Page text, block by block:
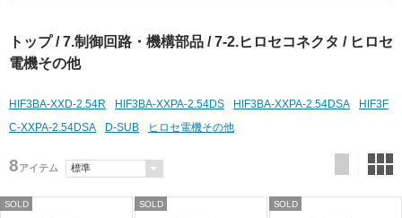
トップ/7.制御回路・機構部品 /7-2.ヒロセコネクタ / ヒロセ
電機その他
HIF3BA-XXD-2.54R HIF3BA-XXPA-2.54DS HIF3BA-XXPA-2.54DSA
HIF3F
C-XXPA-2.54DSA
D-SUB ヒロセ電機その他
8アイテム
SOLD SOLD SOLD